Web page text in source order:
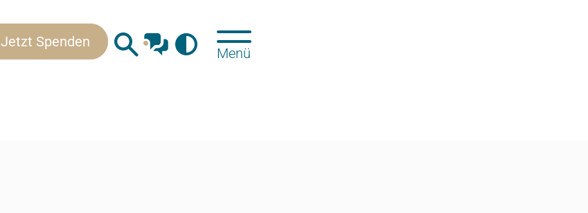
Kontakt
Jetzt Spenden
Menü